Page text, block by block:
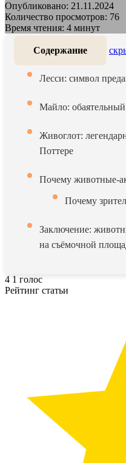
Опубликовано: 21.11.2024
Количество просмотров: 76
Время чтения: 4 минут
Содержание
Лесси: символ
Майло:
Живоглот:
Поттере
Почему животные-
Почему
Заключение:
на съёмочной
4 1 голос
Рейтинг статьи